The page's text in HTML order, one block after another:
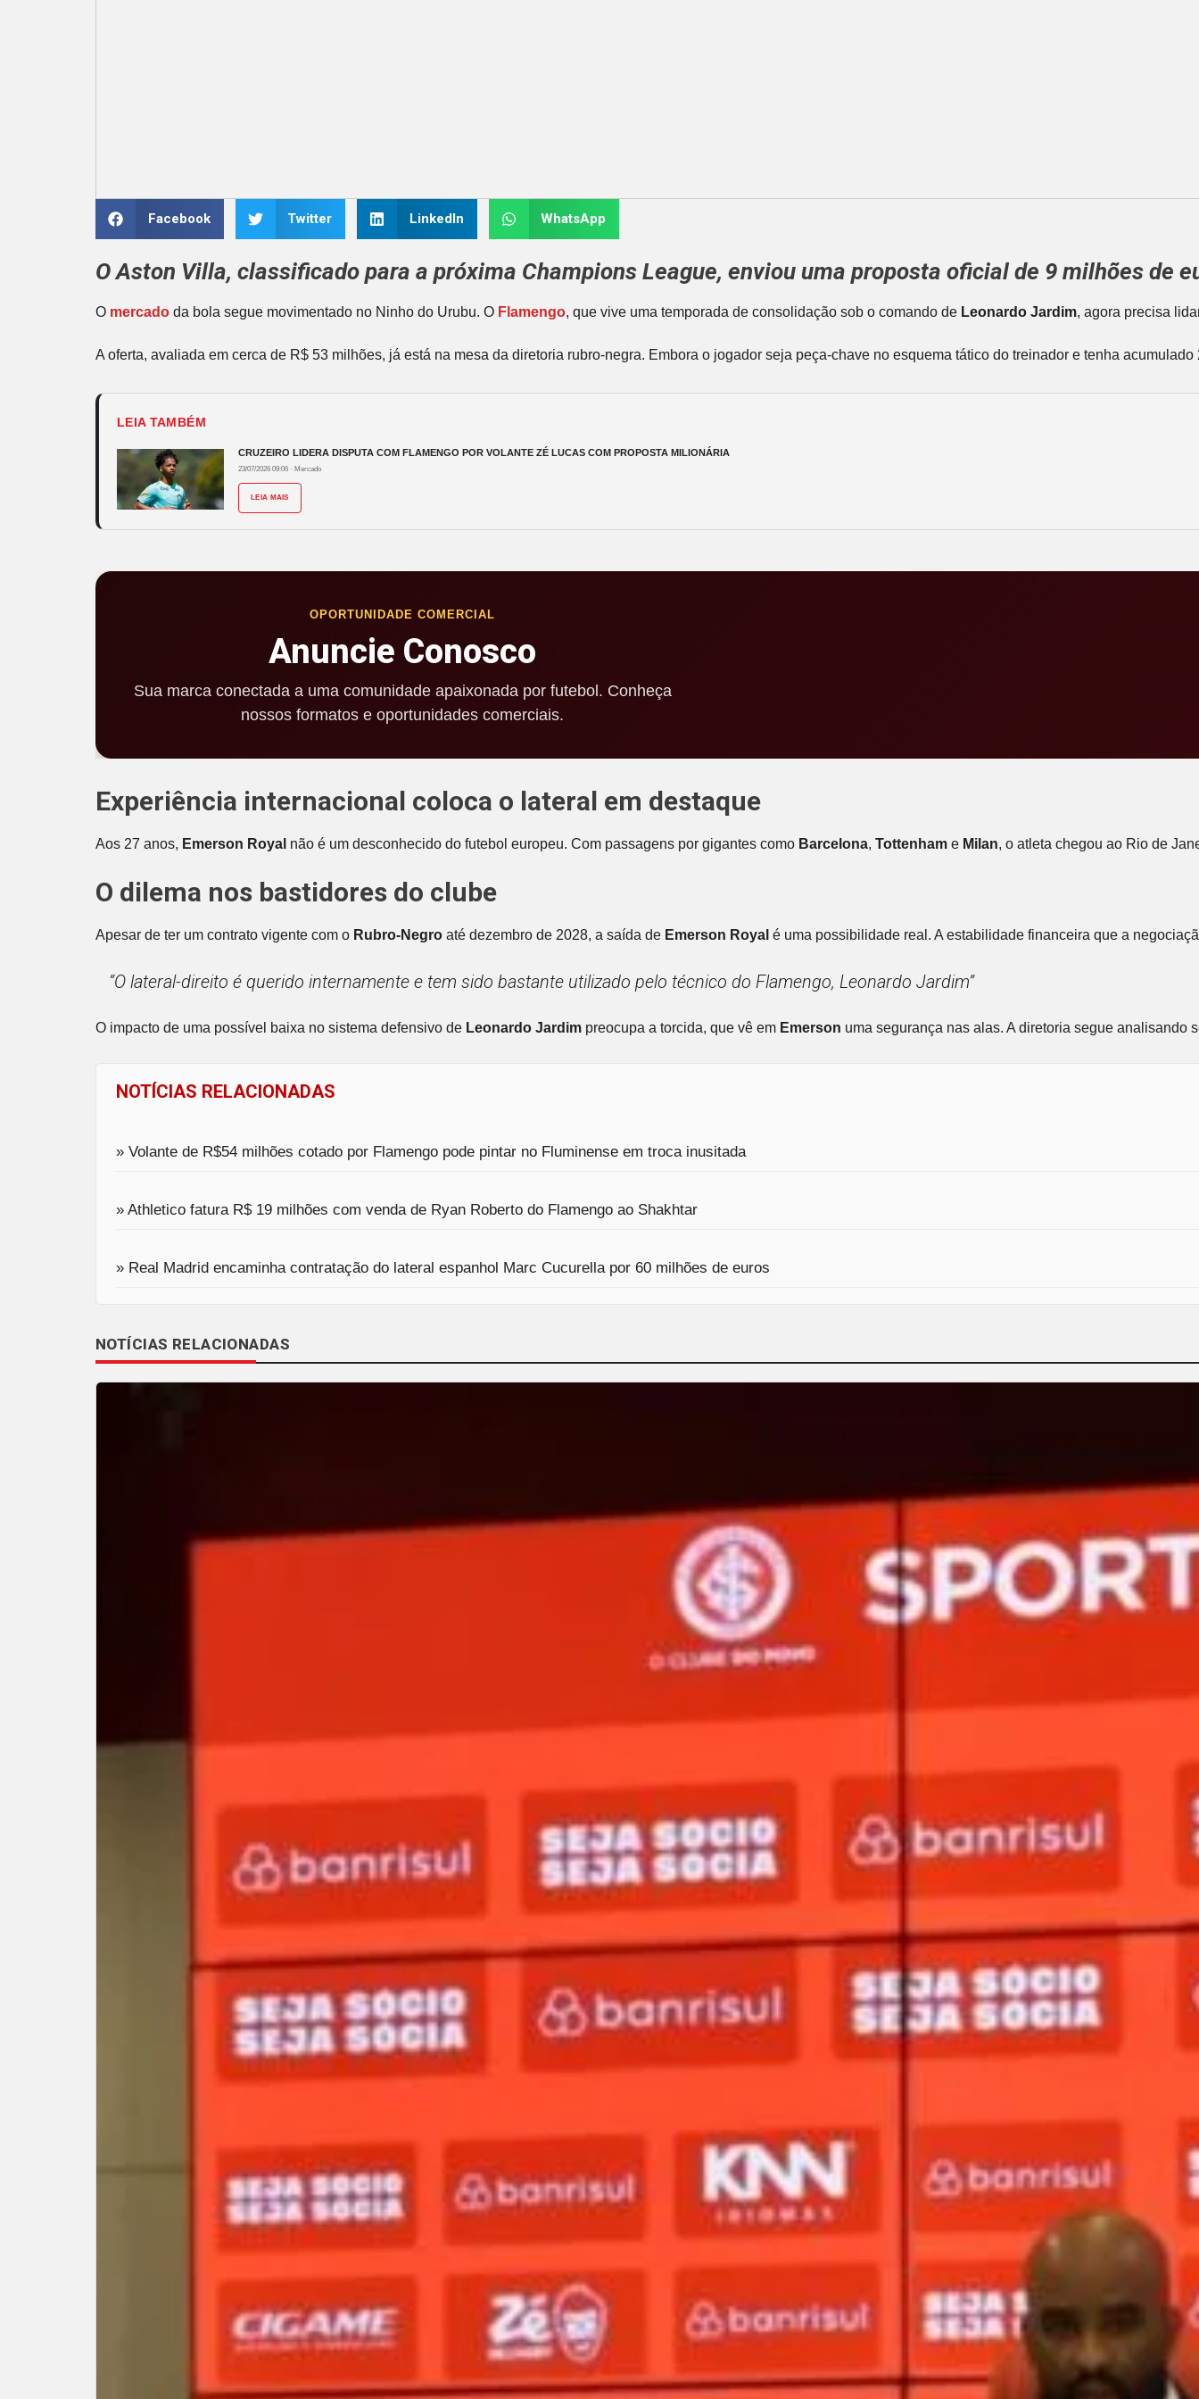
Facebook Twitter LinkedIn WhatsApp
OAston Villa, classificado para a próxima Champions League, enviou uma proposta oficial de 9 milhões de
O mercado da bola segue movimentado no Ninho do Urubu. O Flamengo, que vive uma temporada de consolidação sob o comando de Leonardo Jardim, agora precisa
A oferta, avaliada em cerca de R$ 53 milhões, já está na mesa da diretoria rubro-negra. Embora o jogador seja peça-chave no esquema tático do treinador e tenha
LEIA TAMBÉM
CRUZEIRO LIDERA DISPUTA COM FLAMENGO POR VOLANTE ZÉ LUCAS COM PROPOSTA MILIONÁRIA
23/07/2026 09:06 · Mercado
LEIA MAIS
OPORTUNIDADE COMERCIAL
Anuncie Conosco
Sua marca conectada a uma comunidade apaixonada por futebol. Conheça
nossos formatos e oportunidades comerciais.
Experiência internacional coloca o lateral em destaque
Aos 27 anos, Emerson Royal não é um desconhecido do futebol europeu. Com passagens por gigantes como Barcelona, Tottenham e Milan, o atleta chegou ao Rio de
O dilema nos bastidores do clube
Apesar de ter um contrato vigente com o Rubro-Negro até dezembro de 2028, a saída de Emerson Royal é uma possibilidade real. A estabilidade financeira que a
“O lateral-direito é querido internamente e tem sido bastante utilizado pelo técnico do Flamengo, Leonardo Jardim”
O impacto de uma possível baixa no sistema defensivo de Leonardo Jardim preocupa a torcida, que vê em Emerson uma segurança nas alas. A diretoria segue
NOTÍCIAS RELACIONADAS
» Volante de R$54 milhões cotado por Flamengo pode pintar no Fluminense em troca inusitada
» Athletico fatura R$ 19 milhões com venda de Ryan Roberto do Flamengo ao Shakhtar
» Real Madrid encaminha contratação do lateral espanhol Marc Cucurella por 60 milhões de euros
NOTÍCIAS RELACIONADAS